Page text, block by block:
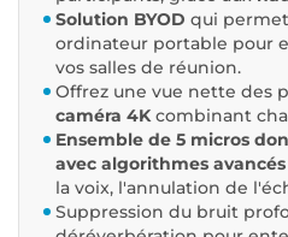
Solution BYOD qui
ordinateur portable pour
vos salles de réunion.
Offrez une vue nette des
caméra 4Kcombinant
Ensemble de 5 micros
avec algorithmes avancés
la voix, l'annulation de
Suppression du bruit